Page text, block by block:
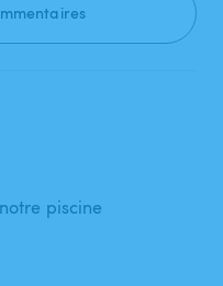
piscine